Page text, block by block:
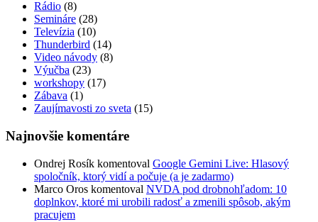
Rádio (8)
Semináre (28)
Televízia (10)
Thunderbird (14)
Video návody (8)
Výučba (23)
workshopy (17)
Zábava (1)
Zaujímavosti zo sveta (15)
Najnovšie komentáre
Ondrej Rosík komentoval Google Gemini Live: Hlasový
spoločník, ktorý vidí a počuje (a je zadarmo)
Marco Oros komentoval NVDA pod drobnohľadom: 10
doplnkov, ktoré mi urobili radosť a zmenili spôsob, akým
pracujem